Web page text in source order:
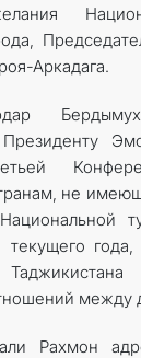
Аркадага.
Президенту
не
текущего
между
Рахмон